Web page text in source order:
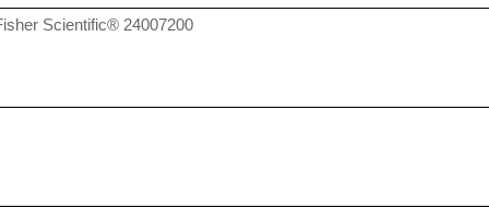
Scientific® 24007200